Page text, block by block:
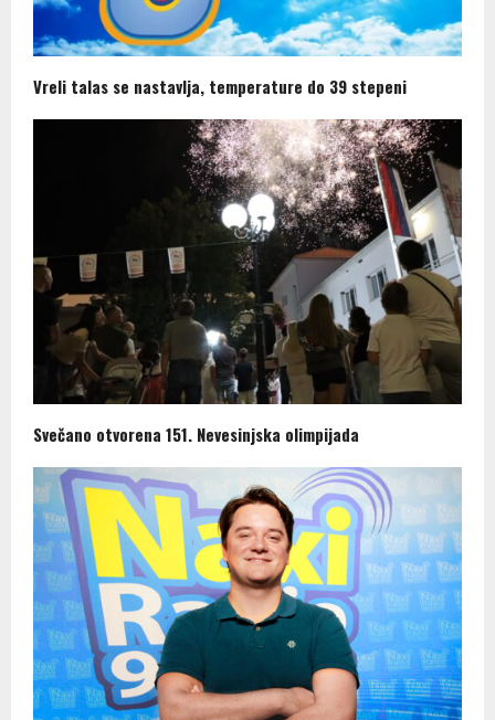
Vreli talas se nastavlja, temperature do 39 stepeni
Svečano otvorena 151. Nevesinjska olimpijada